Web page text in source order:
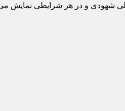
مورد نیاز را به شکلی شهودی و در هر